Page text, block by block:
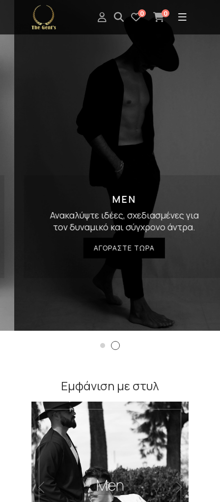
0 0
MEN
Ανακαλύψτε ιδέες, σχεδιασμένες για
τον δυναμικό και σύγχρονο άντρα.
ΑΓΟΡΑΣΤΕ ΤΩΡΑ
Εμφάνιση με στυλ
Men